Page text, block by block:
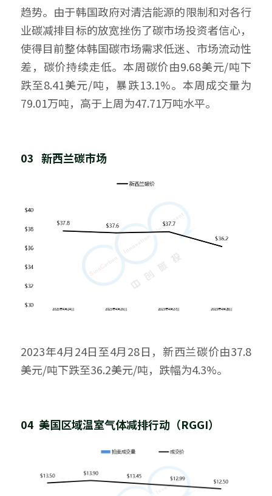
趋势。由于韩国政府对清洁能源的限制和对各行
业碳减排目标的放宽挫伤了碳市场投资者信心，
使得目前整体韩国碳市场需求低迷、市场流动性
差，碳价持续走低。本周碳价由9.68美元/吨下
跌至8.41美元/吨，暴跌13.1%。本周成交量为
79.01万吨，高于上周为47.71万吨水平。
03   新西兰碳市场
2023年4月24日至4月28日，新西兰碳价由37.8
美元/吨下跌至36.2美元/吨，跌幅为4.3%。
04  美国区域温室气体减排行动（RGGI）